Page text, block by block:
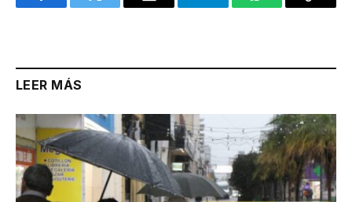
FacebookTwitter Email TelegramWhatsAppCopy
LEER MÁS